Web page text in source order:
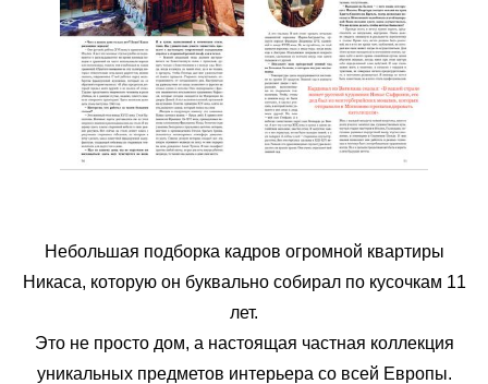
Небольшая подборка кадров огромной квартиры
Никаса, которую он буквально собирал по кусочкам 11
лет.
Это не просто дом, а настоящая частная коллекция
уникальных предметов интерьера со всей Европы.